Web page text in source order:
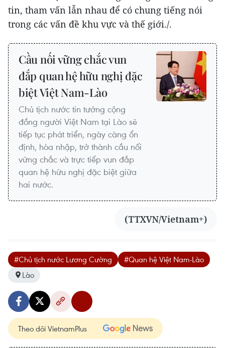
tin, tham vấn lẫn nhau để có chung tiếng nói
trong các vấn đề khu vực và thế giới./.
Cầu nối vững chắc vun
đắp quan hệ hữu nghị đặc
biệt Việt Nam-Lào
Chủ tịch nước tin tưởng cộng
đồng người Việt Nam tại Lào sẽ
tiếp tục phát triển, ngày càng ổn
định, hòa nhập, trở thành cầu nối
vững chắc và trực tiếp vun đắp
quan hệ hữu nghị đặc biệt giữa
hai nước.
(TTXVN/Vietnam+)
#Chủ tịch nước Lương Cường
#Quan hệ Việt Nam-Lào
Lào
Theo dõi VietnamPlus